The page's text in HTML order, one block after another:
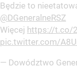
Będzie to
@DGeneralneRSZ
Więcej https://t.co/
pic.twitter.com/
— Dowództwo